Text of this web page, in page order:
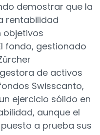
demostrar que la
rentabilidad
objetivos
fondo, gestionado
de activos
Swisscanto,
ejercicio sólido en
aunque el
a prueba sus